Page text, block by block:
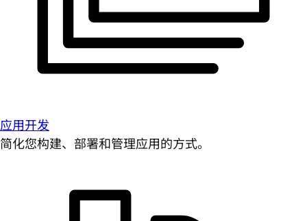
应用开发
简化您构建、部署和管理应用的方式。